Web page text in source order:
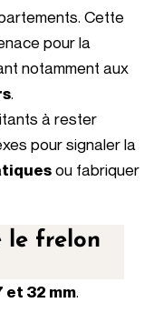
Cette
pour la
notamment aux
.
à rester
pour signaler la
ou fabriquer
le frelon
et 32 mm.